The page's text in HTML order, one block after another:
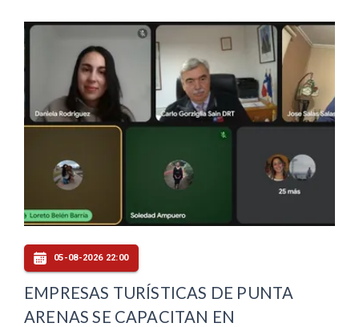
05-08-2026 22:00
EMPRESAS TURÍSTICAS DE PUNTA
ARENAS SE CAPACITAN EN